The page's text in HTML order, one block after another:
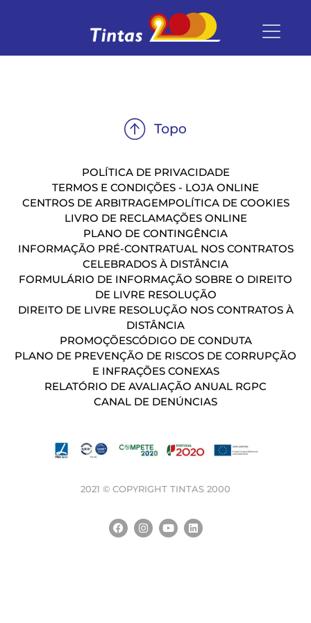
POLÍTICA DE PRIVACIDADE
TERMOS E CONDIÇÕES - LOJA ONLINE
CENTROS DE ARBITRAGEMPOLÍTICA DE COOKIES
LIVRO DE RECLAMAÇÕES ONLINE
PLANO DE CONTINGÊNCIA
INFORMAÇÃO PRÉ-CONTRATUAL NOS CONTRATOS
CELEBRADOS À DISTÂNCIA
FORMULÁRIO DE INFORMAÇÃO SOBRE O DIREITO
DE LIVRE RESOLUÇÃO
DIREITO DE LIVRE RESOLUÇÃO NOS CONTRATOS À
DISTÂNCIA
PROMOÇÕESCÓDIGO DE CONDUTA
PLANO DE PREVENÇÃO DE RISCOS DE CORRUPÇÃO
E INFRAÇÕES CONEXAS
RELATÓRIO DE AVALIAÇÃO ANUAL RGPC
CANAL DE DENÚNCIAS
2021 © COPYRIGHT TINTAS 2000